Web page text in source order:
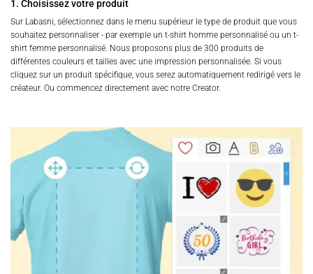
1. Choisissez votre produit
Sur Labasni, sélectionnez dans le menu supérieur le type de produit que vous
souhaitez personnaliser - par exemple un t-shirt homme personnalisé ou un t-
shirt femme personnalisé. Nous proposons plus de 300 produits de
différentes couleurs et tailles avec une impression personnalisée. Si vous
cliquez sur un produit spécifique, vous serez automatiquement redirigé vers le
créateur. Ou commencez directement avec notre Creator.